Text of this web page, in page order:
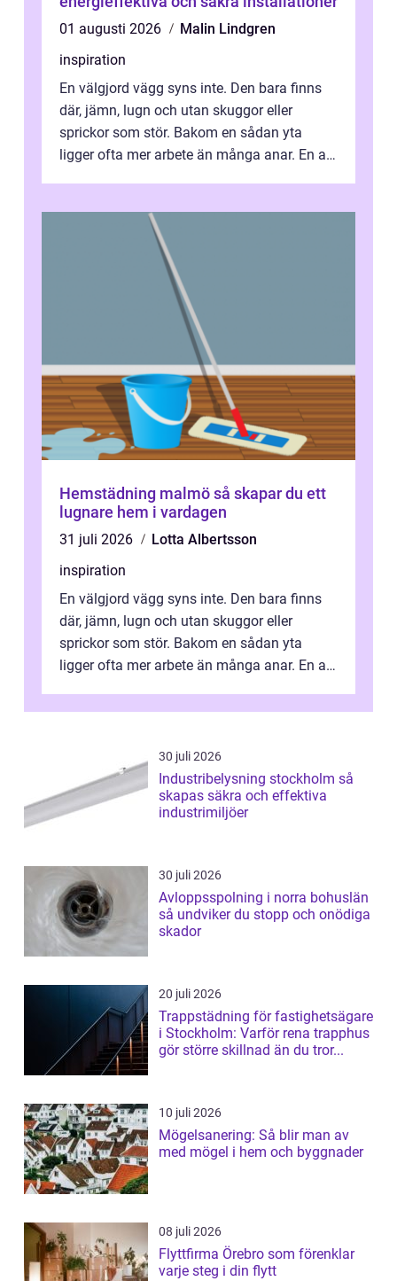
01 augusti 2026
Malin Lindgren
inspiration
En välgjord vägg syns inte. Den bara finns
där, jämn, lugn och utan skuggor eller
sprickor som stör. Bakom en sådan yta
ligger ofta mer arbete än många anar. En av
Hemstädning malmö så skapar du ett
lugnare hem i vardagen
31 juli 2026
Lotta Albertsson
inspiration
En välgjord vägg syns inte. Den bara finns
där, jämn, lugn och utan skuggor eller
sprickor som stör. Bakom en sådan yta
ligger ofta mer arbete än många anar. En av
30 juli 2026
Industribelysning stockholm så
skapas säkra och effektiva
industrimiljöer
30 juli 2026
Avloppsspolning i norra bohuslän
så undviker du stopp och onödiga
skador
20 juli 2026
Trappstädning för fastighetsägare
i Stockholm: Varför rena trapphus
gör större skillnad än du tror...
10 juli 2026
Mögelsanering: Så blir man av
med mögel i hem och byggnader
08 juli 2026
Flyttfirma Örebro som förenklar
varje steg i din flytt